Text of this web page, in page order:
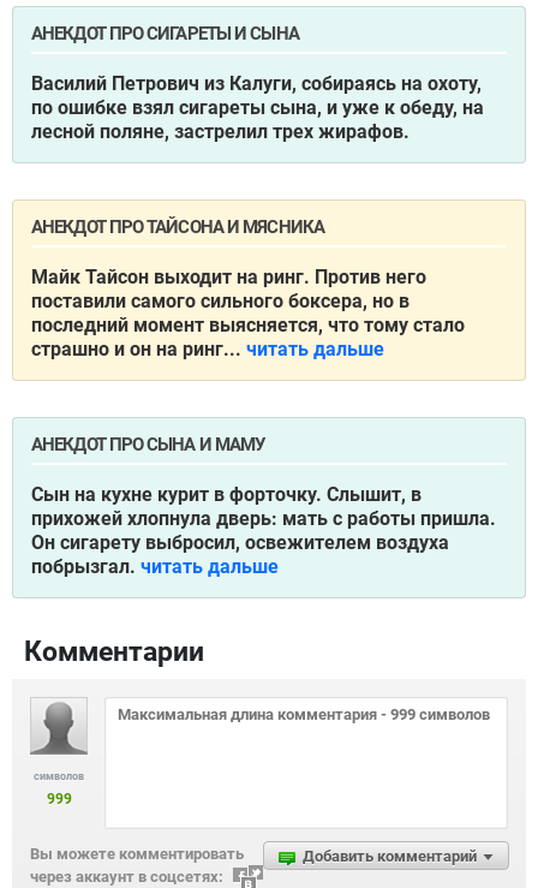
АНЕКДОТ ПРО СИГАРЕТЫ И СЫНА
Василий Петрович из Калуги, собираясь на охоту,
по ошибке взял сигареты сына, и уже к обеду, на
лесной поляне, застрелил трех жирафов.
АНЕКДОТ ПРО ТАЙСОНА И МЯСНИКА
Майк Тайсон выходит на ринг. Против него
поставили самого сильного боксера, но в
последний момент выясняется, что тому стало
страшно и он на ринг... читать дальше
АНЕКДОТ ПРО СЫНА И МАМУ
Сын на кухне курит в форточку. Слышит, в
прихожей хлопнула дверь: мать с работы пришла.
Он сигарету выбросил, освежителем воздуха
побрызгал. читать дальше
Комментарии
символов
999
Добавить комментарий
Вы можете комментировать
через аккаунт в соцсетях: